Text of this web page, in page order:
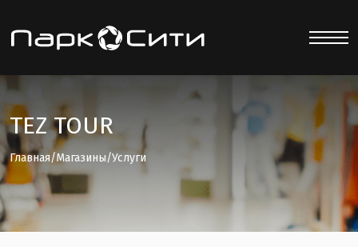
TEZ TOUR
Главная/Магазины/Услуги